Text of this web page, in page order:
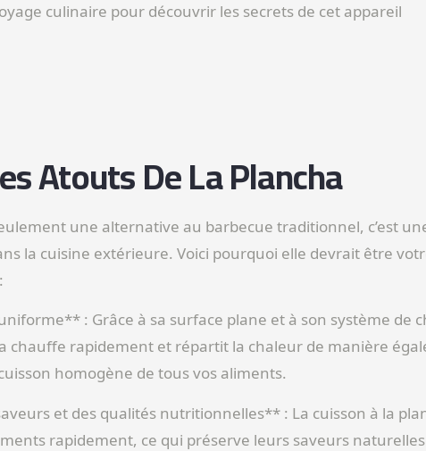
culinaire pour découvrir les secrets de cet appareil
Atouts De La Plancha
une alternative au barbecue traditionnel, c’est
la cuisine extérieure. Voici pourquoi elle devrait être
: Grâce à sa surface plane et à son système de
chauffe rapidement et répartit la chaleur de manière
homogène de tous vos aliments.
et des qualités nutritionnelles** : La cuisson à la
rapidement, ce qui préserve leurs saveurs